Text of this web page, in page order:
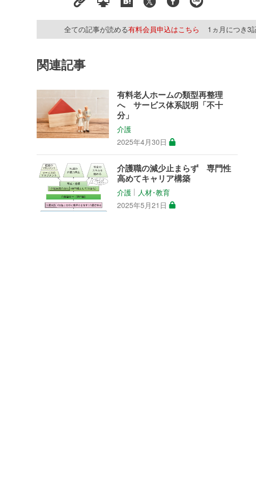
全ての記事が読める有料会員申込はこちら 1ヵ月につき3
関連記事
有料老人ホームの類型再整理
へ サービス体系説明「不十
分」
介護
2025年4月30日
介護職の減少止まらず 専門性
高めてキャリア構築
介護 │ 人材･教育
2025年5月21日